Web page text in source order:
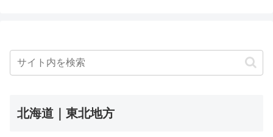
北海道｜東北地方